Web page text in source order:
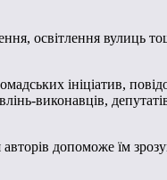
освітлення вулиць
ініціатив,
виконавців,
допоможе їм